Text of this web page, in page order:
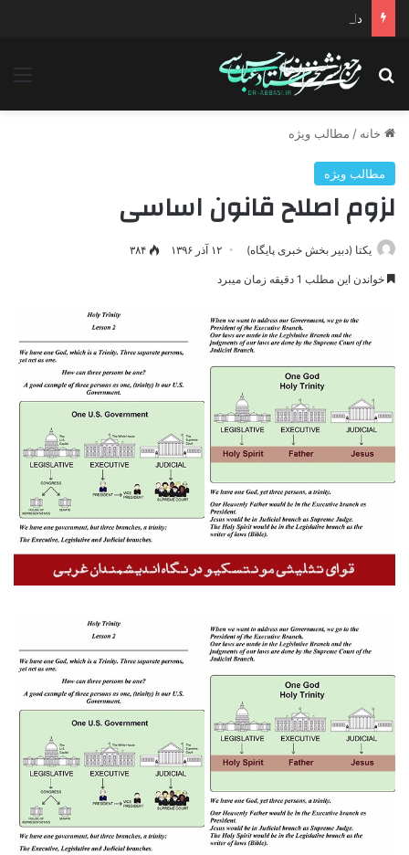
دانلود سخنرانی استاد حسن عباسی با موضوع چهار انتخاب ۱۴۰۰
جستجو برای
خانه / مطالب ویژه
مطالب ویژه
لزوم اصلاح قانون اساسی
یکتا (دبیر بخش خبری پایگاه) ۱۲ آذر ۱۳۹۶ ۳۸۴
خواندن این مطلب 1 دقیقه زمان میبرد